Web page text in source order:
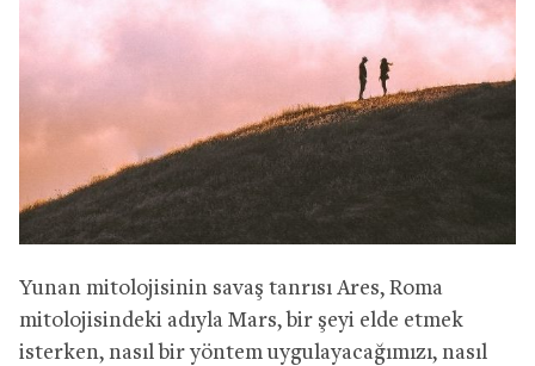
Yunan mitolojisinin savaş tanrısı Ares, Roma
mitolojisindeki adıyla Mars, bir şeyi elde etmek
isterken, nasıl bir yöntem uygulayacağımızı, nasıl